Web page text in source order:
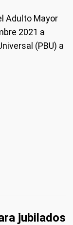
Adulto Mayor
2021 a
(PBU) a
jubilados